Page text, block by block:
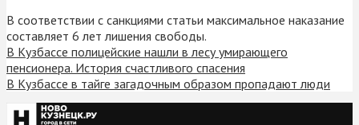
В соответствии с санкциями статьи максимальное наказание
составляет 6 лет лишения свободы.
В Кузбассе полицейские нашли в лесу умирающего
пенсионера. История счастливого спасения
В Кузбассе в тайге загадочным образом пропадают люди